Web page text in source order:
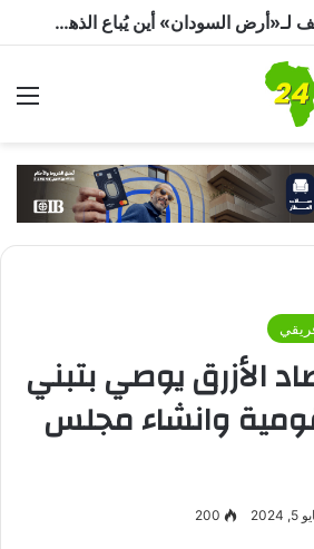
الأزرق يوصي بتبني
وانشاء مجلس
2024
200